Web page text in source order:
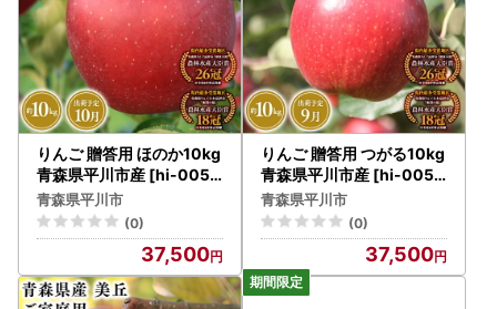
りんご 贈答用 ほのか10kg
青森県平川市産 [hi-0053
-016]
青森県平川市
(0)
37,500
りんご 贈答用 つがる10kg
青森県平川市産 [hi-0053
-010]
青森県平川市
(0)
37,500